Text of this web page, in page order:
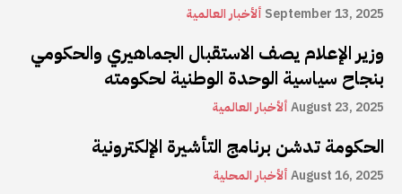
ألأخبار العالمية September 13, 2025
وزير الإعلام يصف الاستقبال الجماهيري والحكومي
بنجاح سياسية الوحدة الوطنية لحكومته
ألأخبار العالميةAugust 23, 2025
الحكومة تدشن برنامج التأشيرة الإلكترونية
ألأخبار المحليةAugust 16, 2025